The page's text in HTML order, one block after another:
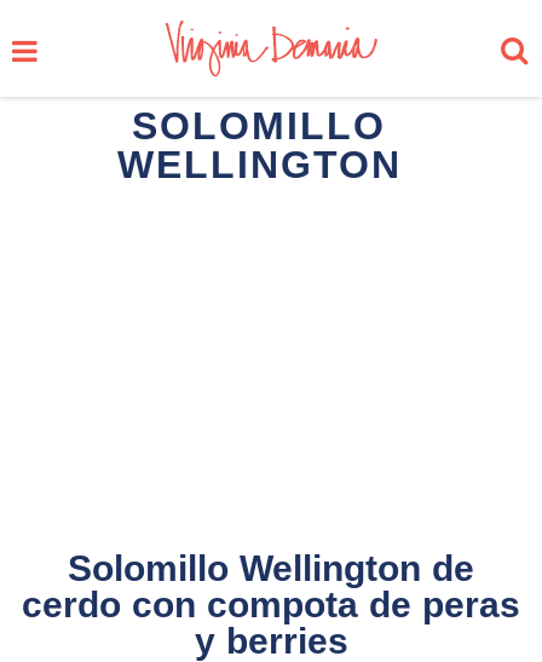
SOLOMILLO
WELLINGTON
Solomillo Wellington de
cerdo con compota de peras
y berries